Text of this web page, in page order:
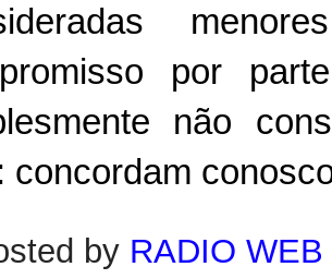
por
não
concordam
by RADIO